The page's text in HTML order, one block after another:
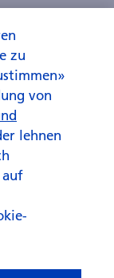
zu
von
lehnen
auf